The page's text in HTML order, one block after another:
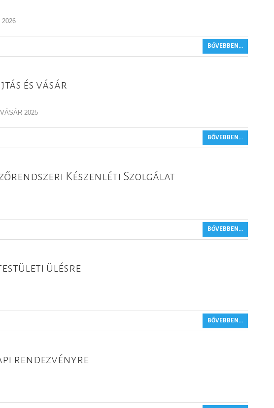
2026
BŐVEBBEN...
és vásár
2025
BŐVEBBEN...
Készenléti Szolgálat
BŐVEBBEN...
ülésre
BŐVEBBEN...
rendezvényre